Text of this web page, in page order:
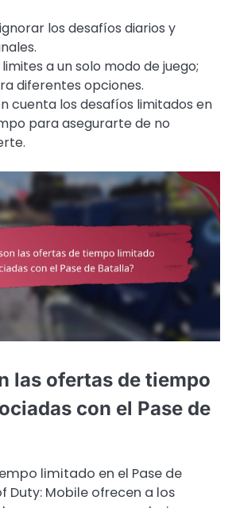
los desafíos diarios y
a un solo modo de juego;
diferentes opciones.
cuenta los desafíos limitados en
para asegurarte de no
las ofertas de tiempo
con el Pase de
limitado en el Pase de
Duty: Mobile ofrecen a los